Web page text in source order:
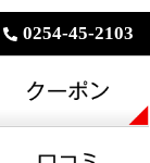
0254-45-2103